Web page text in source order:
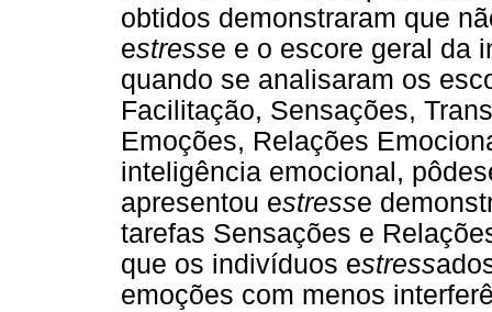
obtidos demonstraram que
estresse e o escore geral da
quando se analisaram os
Facilitação, Sensações,
Emoções, Relações
inteligência emocional,
apresentou estresse
tarefas Sensações e
que os indivíduos estress
emoções com menos